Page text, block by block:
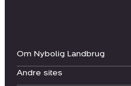
Om Nybolig Landbrug
Andre sites